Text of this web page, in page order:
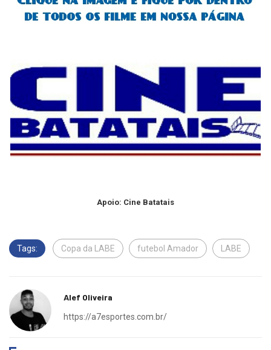
Apoio: Cine Batatais
Tags: Copa da LABE futebol Amador LABE
Alef Oliveira
https://a7esportes.com.br/